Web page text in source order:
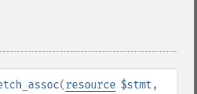
(resource $stmt ,